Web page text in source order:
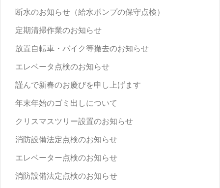
断水のお知らせ（給水ポンプの保守点検）
定期清掃作業のお知らせ
放置自転車・バイク等撤去のお知らせ
エレベータ点検のお知らせ
謹んで新春のお慶びを申し上げます
年末年始のゴミ出しについて
クリスマスツリー設置のお知らせ
消防設備法定点検のお知らせ
エレベーター点検のお知らせ
消防設備法定点検のお知らせ